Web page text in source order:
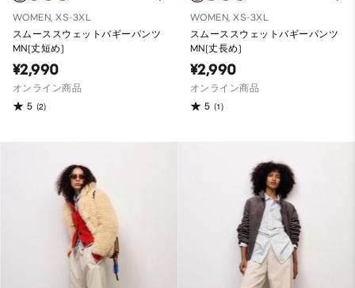
WOMEN, XS-3XL
スムーススウェットバギーパンツ
MN(丈短め)
¥2,990
オンライン商品
5 (2)
WOMEN, XS-3XL
スムーススウェットバギーパンツ
MN(丈長め)
¥2,990
オンライン商品
5 (1)